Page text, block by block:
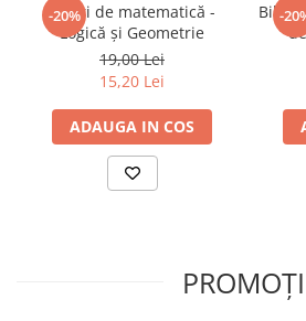
-20%
Jocuri de matematică -
Logică și Geometrie
19,00 Lei
15,20 Lei
ADAUGA IN COS
-
Biblia